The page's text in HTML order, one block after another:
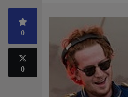
0
0